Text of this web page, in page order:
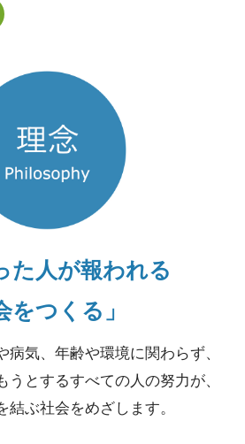
た人が報われる
をつくる」
病気、年齢や環境に関わらず、
うとするすべての人の努力が、
結ぶ社会をめざします。